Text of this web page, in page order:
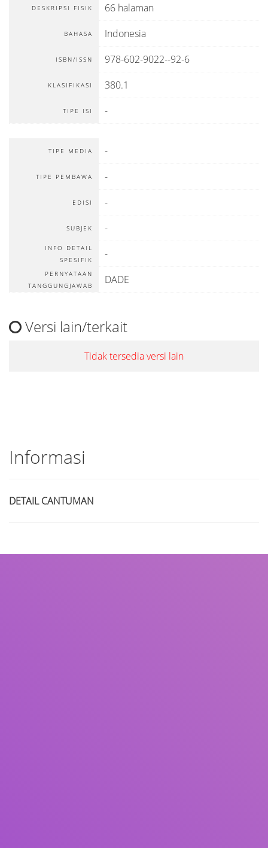
DESKRIPSI FISIK 66 halaman
BAHASA Indonesia
ISBN/ISSN 978-602-9022--92-6
KLASIFIKASI 380.1
TIPE ISI -
TIPE MEDIA -
TIPE PEMBAWA -
EDISI -
SUBJEK -
INFO DETAIL
SPESIFIK
-
PERNYATAAN
TANGGUNGJAWAB
DADE
Versi lain/terkait
Tidak tersedia versi lain
Informasi
DETAIL CANTUMAN